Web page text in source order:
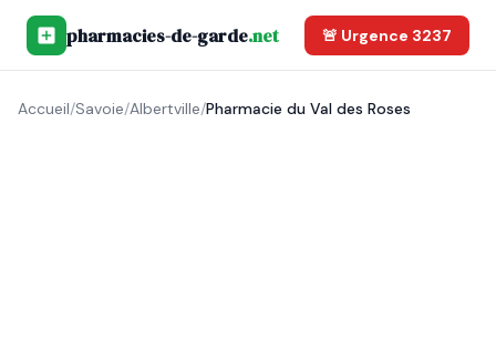
pharmacies-de-garde.net 🚨 Urgence 3237
Accueil/Savoie/Albertville/Pharmacie du Val des Roses